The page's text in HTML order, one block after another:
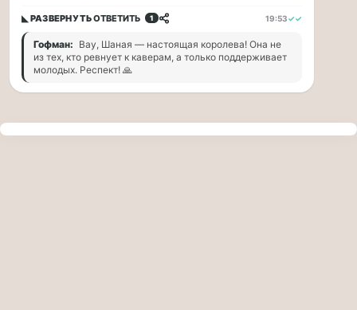
16.08
|
16:00
Петр
один
◣ РАЗВЕРНУТЬОТВЕТИТЬ 1 19:53✓✓
Гофман: Вау, Шаная — настоящая королева! Она не
из тех, кто ревнует к каверам, а только поддерживает
молодых. Респект! 🙏